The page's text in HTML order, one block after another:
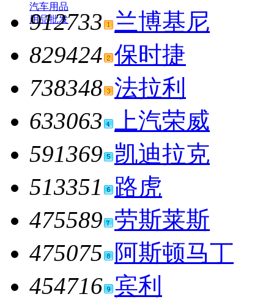
汽车用品
用品批发
912733 兰博基尼
829424 保时捷
738348 法拉利
633063
上汽荣威
591369 凯迪拉克
513351
路虎
475589 劳斯莱斯
475075 阿斯顿马丁
454716 宾利